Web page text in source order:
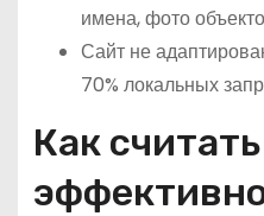
имена, фото
Сайт не
70% локальных
Как считать